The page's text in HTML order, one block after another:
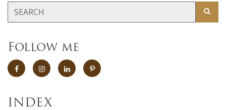
Follow me
INDEX